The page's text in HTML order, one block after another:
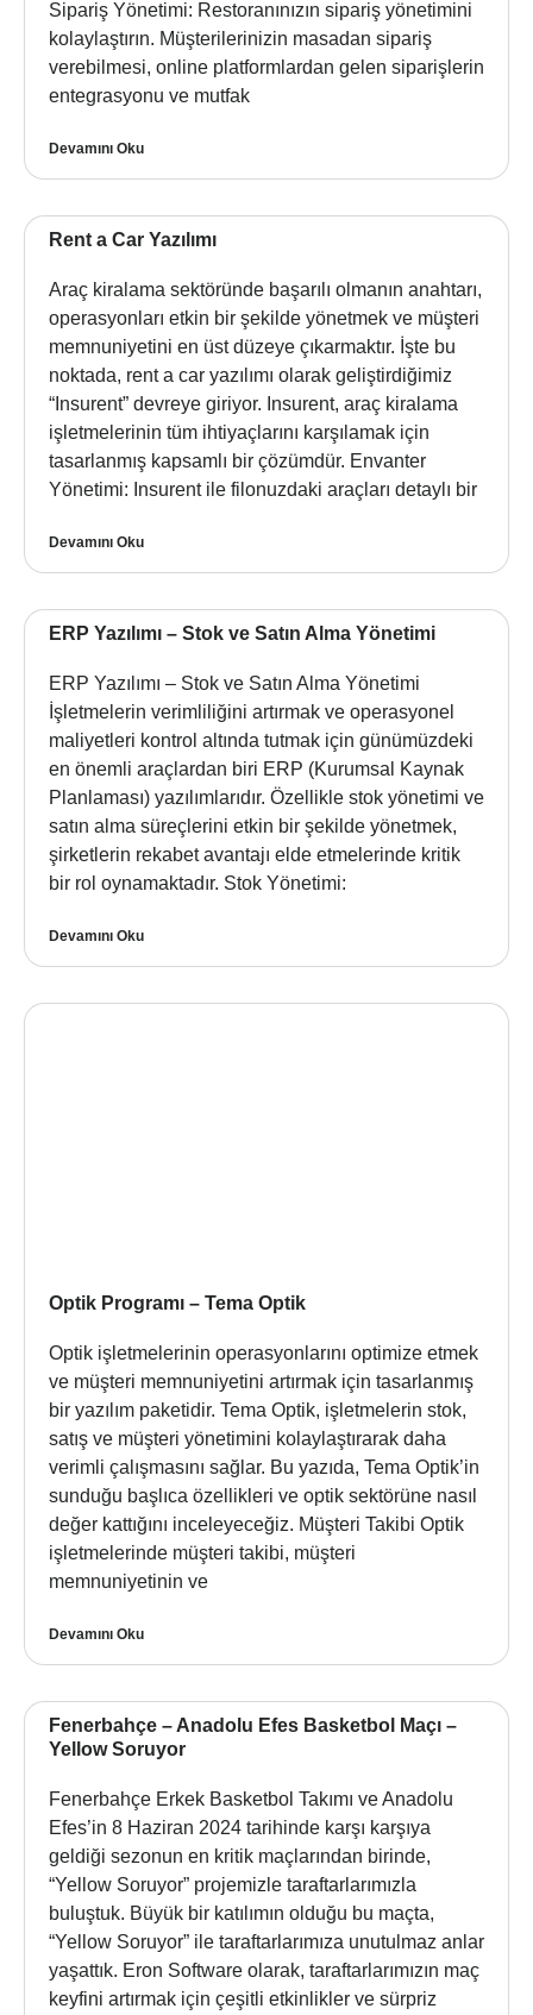
Sipariş Yönetimi: Restoranınızın sipariş yönetimini
kolaylaştırın. Müşterilerinizin masadan sipariş
verebilmesi, online platformlardan gelen siparişlerin
entegrasyonu ve mutfak
Devamını Oku
Rent a Car Yazılımı
Araç kiralama sektöründe başarılı olmanın anahtarı,
operasyonları etkin bir şekilde yönetmek ve müşteri
memnuniyetini en üst düzeye çıkarmaktır. İşte bu
noktada, rent a car yazılımı olarak geliştirdiğimiz
“Insurent” devreye giriyor. Insurent, araç kiralama
işletmelerinin tüm ihtiyaçlarını karşılamak için
tasarlanmış kapsamlı bir çözümdür. Envanter
Yönetimi: Insurent ile filonuzdaki araçları detaylı bir
Devamını Oku
ERP Yazılımı – Stok ve Satın Alma Yönetimi
ERP Yazılımı – Stok ve Satın Alma Yönetimi
İşletmelerin verimliliğini artırmak ve operasyonel
maliyetleri kontrol altında tutmak için günümüzdeki
en önemli araçlardan biri ERP (Kurumsal Kaynak
Planlaması) yazılımlarıdır. Özellikle stok yönetimi ve
satın alma süreçlerini etkin bir şekilde yönetmek,
şirketlerin rekabet avantajı elde etmelerinde kritik
bir rol oynamaktadır. Stok Yönetimi:
Devamını Oku
Optik Programı – Tema Optik
Optik işletmelerinin operasyonlarını optimize etmek
ve müşteri memnuniyetini artırmak için tasarlanmış
bir yazılım paketidir. Tema Optik, işletmelerin stok,
satış ve müşteri yönetimini kolaylaştırarak daha
verimli çalışmasını sağlar. Bu yazıda, Tema Optik’in
sunduğu başlıca özellikleri ve optik sektörüne nasıl
değer kattığını inceleyeceğiz. Müşteri Takibi Optik
işletmelerinde müşteri takibi, müşteri
memnuniyetinin ve
Devamını Oku
Fenerbahçe – Anadolu Efes Basketbol Maçı –
Yellow Soruyor
Fenerbahçe Erkek Basketbol Takımı ve Anadolu
Efes’in 8 Haziran 2024 tarihinde karşı karşıya
geldiği sezonun en kritik maçlarından birinde,
“Yellow Soruyor” projemizle taraftarlarımızla
buluştuk. Büyük bir katılımın olduğu bu maçta,
“Yellow Soruyor” ile taraftarlarımıza unutulmaz anlar
yaşattık. Eron Software olarak, taraftarlarımızın maç
keyfini artırmak için çeşitli etkinlikler ve sürpriz